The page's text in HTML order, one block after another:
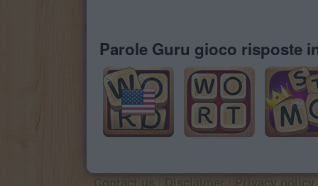
Parole Guru gioco risposte
Contact us Disclaimer Privacy policy